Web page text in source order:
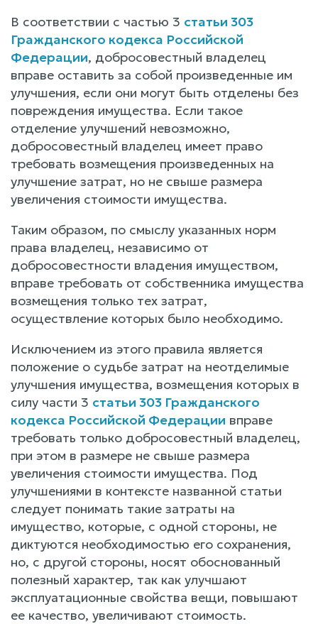
В соответствии с частью 3 статьи 303
Гражданского кодекса Российской
Федерации, добросовестный владелец
вправе оставить за собой произведенные им
улучшения, если они могут быть отделены без
повреждения имущества. Если такое
отделение улучшений невозможно,
добросовестный владелец имеет право
требовать возмещения произведенных на
улучшение затрат, но не свыше размера
увеличения стоимости имущества.
Таким образом, по смыслу указанных норм
права владелец, независимо от
добросовестности владения имуществом,
вправе требовать от собственника имущества
возмещения только тех затрат,
осуществление которых было необходимо.
Исключением из этого правила является
положение о судьбе затрат на неотделимые
улучшения имущества, возмещения которых в
силу части 3 статьи 303 Гражданского
кодекса Российской Федерации вправе
требовать только добросовестный владелец,
при этом в размере не свыше размера
увеличения стоимости имущества. Под
улучшениями в контексте названной статьи
следует понимать такие затраты на
имущество, которые, с одной стороны, не
диктуются необходимостью его сохранения,
но, с другой стороны, носят обоснованный
полезный характер, так как улучшают
эксплуатационные свойства вещи, повышают
ее качество, увеличивают стоимость.